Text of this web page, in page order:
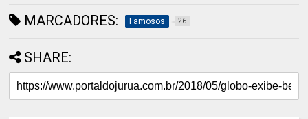
MARCADORES: Famosos 26
SHARE: